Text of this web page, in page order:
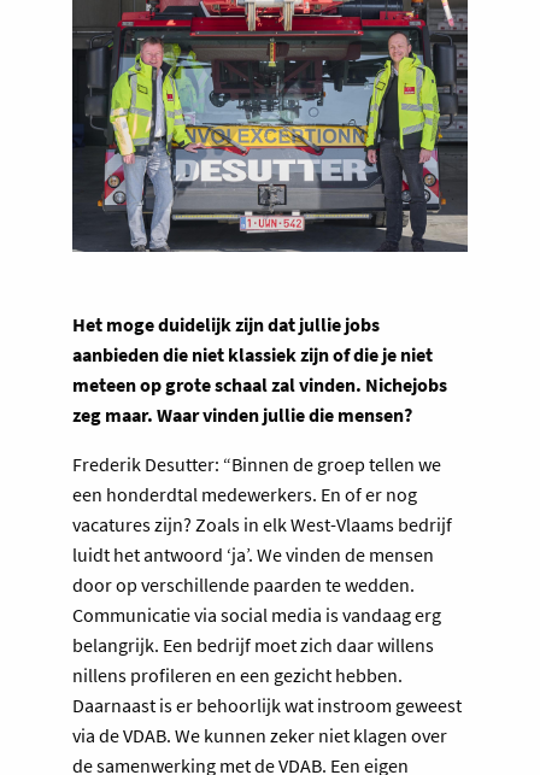
Het moge duidelijk zijn dat jullie jobs
aanbieden die niet klassiek zijn of die je niet
meteen op grote schaal zal vinden. Nichejobs
zeg maar. Waar vinden jullie die mensen?
Frederik Desutter: “Binnen de groep tellen we
een honderdtal medewerkers. En of er nog
vacatures zijn? Zoals in elk West-Vlaams bedrijf
luidt het antwoord ‘ja’. We vinden de mensen
door op verschillende paarden te wedden.
Communicatie via social media is vandaag erg
belangrijk. Een bedrijf moet zich daar willens
nillens profileren en een gezicht hebben.
Daarnaast is er behoorlijk wat instroom geweest
via de VDAB. We kunnen zeker niet klagen over
de samenwerking met de VDAB. Een eigen